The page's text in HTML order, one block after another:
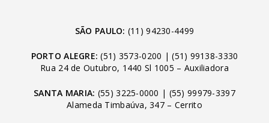
SÃO PAULO: (11) 94230-4499
PORTO ALEGRE: (51) 3573-0200 |(51) 99138-3330
Rua 24 de Outubro, 1440 Sl 1005 – Auxiliadora
SANTA MARIA: (55) 3225-0000 | (55) 99979-3397
Alameda Timbaúva, 347 – Cerrito